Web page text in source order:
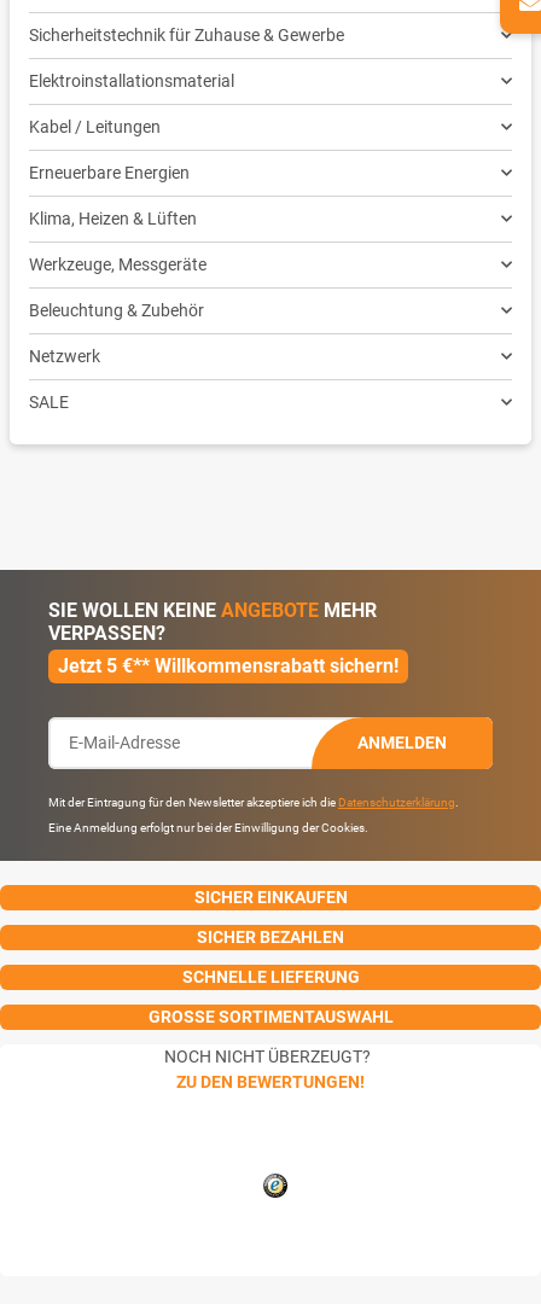
Sicherheitstechnik für Zuhause & Gewerbe
Elektroinstallationsmaterial
Kabel / Leitungen
Erneuerbare Energien
Klima, Heizen & Lüften
Werkzeuge, Messgeräte
Beleuchtung & Zubehör
Netzwerk
SALE
SIE WOLLEN KEINE ANGEBOTE MEHR
VERPASSEN?
Jetzt 5 €** Willkommensrabatt sichern!
ANMELDEN
Mit der Eintragung für den Newsletter akzeptiere ich die Datenschutzerklärung
Eine Anmeldung erfolgt nur bei der Einwilligung der Cookies.
SICHER EINKAUFEN
SICHER BEZAHLEN
SCHNELLE LIEFERUNG
GROSSE SORTIMENTAUSWAHL
NOCH NICHT ÜBERZEUGT?
ZU DEN BEWERTUNGEN!